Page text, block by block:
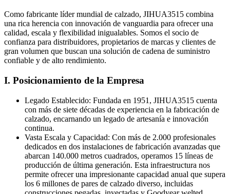
Como fabricante líder mundial de calzado, JIHUA3515 combina
una rica herencia con innovación de vanguardia para ofrecer una
calidad, escala y flexibilidad inigualables. Somos el socio de
confianza para distribuidores, propietarios de marcas y clientes de
gran volumen que buscan una solución de cadena de suministro
confiable y de alto rendimiento.
I. Posicionamiento de la Empresa
Legado Establecido: Fundada en 1951, JIHUA3515 cuenta
con más de siete décadas de experiencia en la fabricación de
calzado, encarnando un legado de artesanía e innovación
continua.
Vasta Escala y Capacidad: Con más de 2.000 profesionales
dedicados en dos instalaciones de fabricación avanzadas que
abarcan 140.000 metros cuadrados, operamos 15 líneas de
producción de última generación. Esta infraestructura nos
permite ofrecer una impresionante capacidad anual que supera
los 6 millones de pares de calzado diverso, incluidas